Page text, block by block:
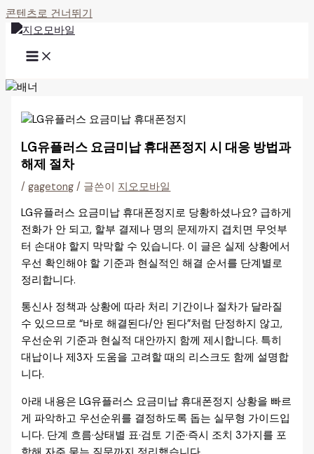
콘텐츠로 건너뛰기
LG유플러스 요금미납 휴대폰정지 시 대응 방법과
해제 절차
/gagetong / 글쓴이 지오모바일
LG유플러스 요금미납 휴대폰정지로 당황하셨나요? 급하게
전화가 안 되고, 할부 결제나 명의 문제까지 겹치면 무엇부
터 손대야 할지 막막할 수 있습니다. 이 글은 실제 상황에서
우선 확인해야 할 기준과 현실적인 해결 순서를 단계별로
정리합니다.
통신사 정책과 상황에 따라 처리 기간이나 절차가 달라질
수 있으므로 “바로 해결된다/안 된다”처럼 단정하지 않고,
우선순위 기준과 현실적 대안까지 함께 제시합니다. 특히
대납이나 제3자 도움을 고려할 때의 리스크도 함께 설명합
니다.
아래 내용은 LG유플러스 요금미납 휴대폰정지 상황을 빠르
게 파악하고 우선순위를 결정하도록 돕는 실무형 가이드입
니다. 단계 흐름·상태별 표·검토 기준·즉시 조치 3가지를 포